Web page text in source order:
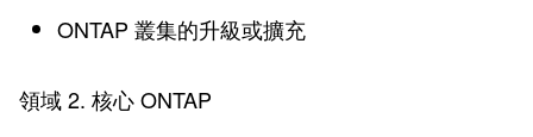
ONTAP 叢集的升級或擴充
領域 2. 核心 ONTAP